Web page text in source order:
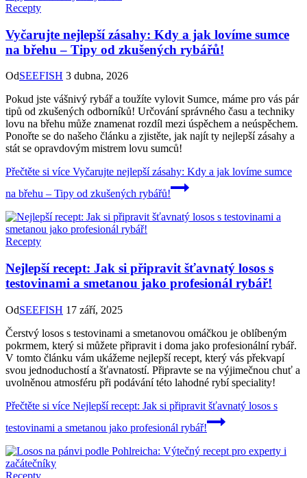
Recepty
Vyčarujte nejlepší zásahy: Kdy a jak lovíme sumce
na břehu – Tipy od zkušených rybářů!
OdSEEFISH 3 dubna, 2026
Pokud jste vášnivý rybář a toužíte vylovit Sumce, máme pro vás pár
tipů od zkušených odborníků! Určování správného času a techniky
lovu na břehu může znamenat rozdíl mezi úspěchem a neúspěchem.
Ponořte se do našeho článku a zjistěte, jak najít ty nejlepší zásahy a
stát se opravdovým mistrem lovu sumců!
Přečtěte si více Vyčarujte nejlepší zásahy: Kdy a jak lovíme sumce
na břehu – Tipy od zkušených rybářů!
Recepty
Nejlepší recept: Jak si připravit šťavnatý losos s
testovinami a smetanou jako profesionál rybář!
OdSEEFISH 17 září, 2025
Čerstvý losos s testovinami a smetanovou omáčkou je oblíbeným
pokrmem, který si můžete připravit i doma jako profesionální rybář.
V tomto článku vám ukážeme nejlepší recept, který vás překvapí
svou jednoduchostí a šťavnatostí. Připravte se na výjimečnou chuť a
uvolněnou atmosféru při podávání této lahodné rybí speciality!
Přečtěte si více Nejlepší recept: Jak si připravit šťavnatý losos s
testovinami a smetanou jako profesionál rybář!
Recepty